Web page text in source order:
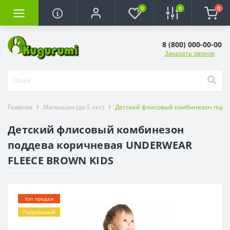
0 0 0
8 (800) 000-00-00
Заказать звонок
Главная Малышам (до 5 лет) Детский флисовый комбинезон
Детский флисовый комбинезон
поддева коричневая UNDERWEAR
FLEECE BROWN KIDS
Хит продаж
Популярный